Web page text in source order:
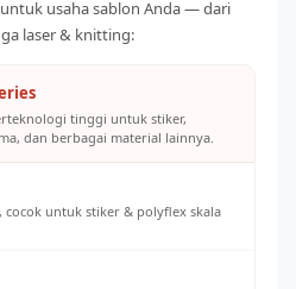
berkala untuk suhu cure
usaha sablon Anda — dari
laser & knitting:
tinggi untuk stiker,
dan berbagai material lainnya.
untuk stiker & polyflex skala